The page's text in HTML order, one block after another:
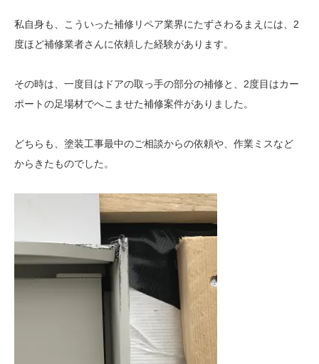
私自身も、こういった補修リペア業界にたずさわるまえには、2
度ほど補修業者さんに依頼した経験があります。
その時は、一度目はドアの取っ手の部分の補修と、2度目はカー
ポートの足場材でへこませた補修案件がありました。
どちらも、塗装工事最中のご相談からの依頼や、作業ミスなど
からきたものでした。